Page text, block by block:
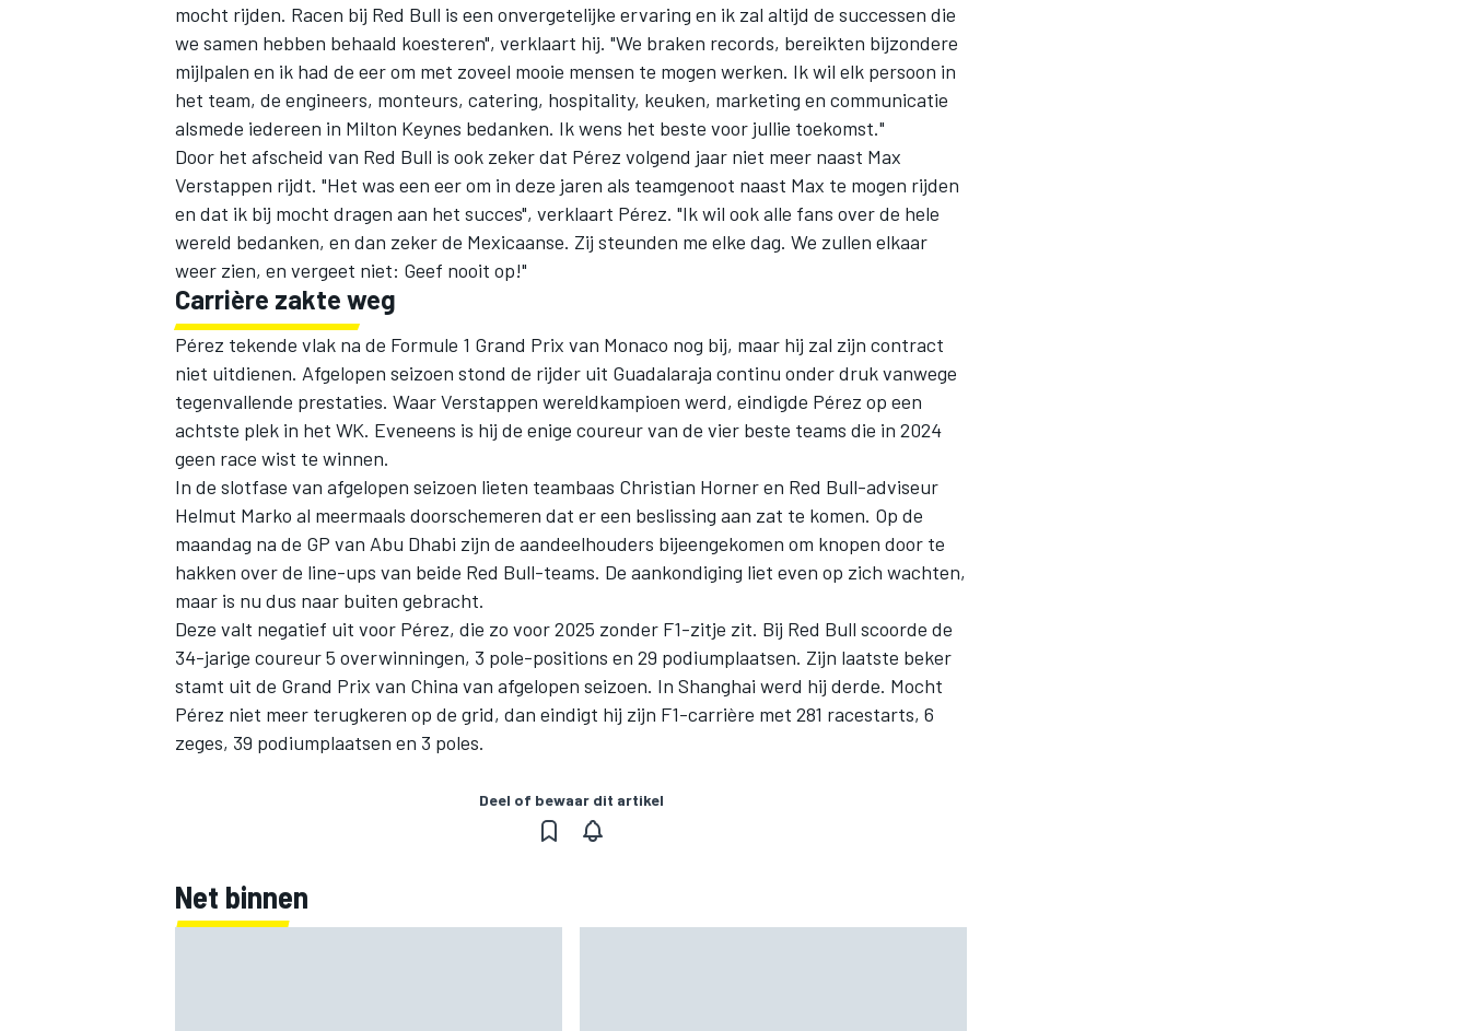
mocht rijden. Racen bij Red Bull is een onvergetelijke ervaring en ik zal altijd de successen die
we samen hebben behaald koesteren", verklaart hij. "We braken records, bereikten bijzondere
mijlpalen en ik had de eer om met zoveel mooie mensen te mogen werken. Ik wil elk persoon in
het team, de engineers, monteurs, catering, hospitality, keuken, marketing en communicatie
alsmede iedereen in Milton Keynes bedanken. Ik wens het beste voor jullie toekomst."
Door het afscheid van Red Bull is ook zeker dat Pérez volgend jaar niet meer naast Max
Verstappen rijdt. "Het was een eer om in deze jaren als teamgenoot naast Max te mogen rijden
en dat ik bij mocht dragen aan het succes", verklaart Pérez. "Ik wil ook alle fans over de hele
wereld bedanken, en dan zeker de Mexicaanse. Zij steunden me elke dag. We zullen elkaar
weer zien, en vergeet niet: Geef nooit op!"
Carrière zakte weg
Pérez tekende vlak na de Formule 1 Grand Prix van Monaco nog bij, maar hij zal zijn contract
niet uitdienen. Afgelopen seizoen stond de rijder uit Guadalaraja continu onder druk vanwege
tegenvallende prestaties. Waar Verstappen wereldkampioen werd, eindigde Pérez op een
achtste plek in het WK. Eveneens is hij de enige coureur van de vier beste teams die in 2024
geen race wist te winnen.
In de slotfase van afgelopen seizoen lieten teambaas Christian Horneren Red Bull-adviseur
Helmut Marko al meermaals doorschemeren dat er een beslissing aan zat te komen. Op de
maandag na de GP van Abu Dhabi zijn de aandeelhouders bijeengekomen om knopen door te
hakken over de line-ups van beide Red Bull-teams. De aankondiging liet even op zich wachten,
maar is nu dus naar buiten gebracht.
Deze valt negatief uit voor Pérez, die zo voor 2025 zonder F1-zitje zit. Bij Red Bull scoorde de
34-jarige coureur 5 overwinningen, 3 pole-positions en 29 podiumplaatsen. Zijn laatste beker
stamt uit de Grand Prix van China van afgelopen seizoen. In Shanghai werd hij derde. Mocht
Pérez niet meer terugkeren op de grid, dan eindigt hij zijn F1-carrière met 281 racestarts, 6
zeges, 39 podiumplaatsen en 3 poles.
Deel of bewaar dit artikel
Net binnen